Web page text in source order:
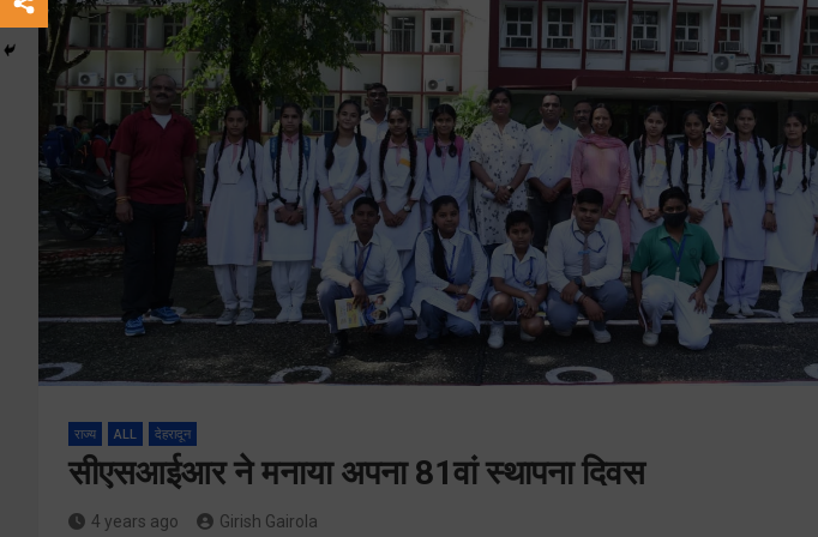
राज्य ALL देहरादून
सीएसआईआर ने मनाया अपना 81वां स्थापना दिवस
4 years ago Girish Gairola